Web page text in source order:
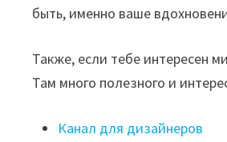
быть, именно ваше
Также, если тебе интересен
Там много полезного и
Канал для дизайнеров